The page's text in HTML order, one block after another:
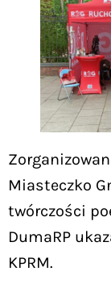
Miasteczko
twórczości
DumaRP
KPRM.